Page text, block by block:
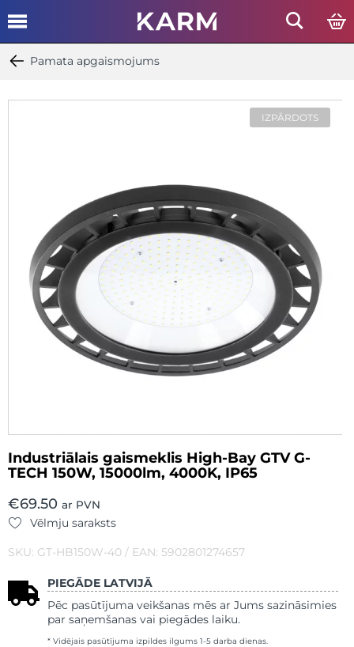
Pamata apgaismojums
IZPĀRDOTS
Industriālais gaismeklis High-Bay GTV G-
TECH 150W, 15000lm, 4000K, IP65
€69.50 ar PVN
Vēlmju saraksts
SKU: GT-HB150W-40 / EAN: 5902801274657
PIEGĀDE LATVIJĀ
Pēc pasūtījuma veikšanas mēs ar Jums sazināsimies
par saņemšanas vai piegādes laiku.
* Vidējais pasūtījuma izpildes ilgums 1-5 darba dienas.